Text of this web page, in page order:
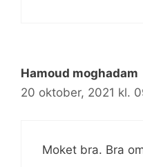
Hamoud moghadam
20 oktober, 2021 kl.
Moket bra. Bra